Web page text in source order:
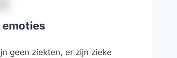
emoties
geen ziekten, er zijn zieke